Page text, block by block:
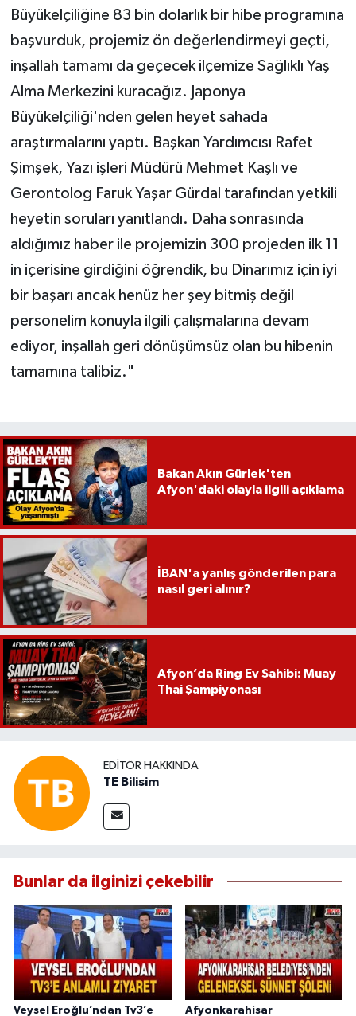
Büyükelçiliğine 83 bin dolarlık bir hibe programına
başvurduk, projemiz ön değerlendirmeyi geçti,
inşallah tamamı da geçecek ilçemize Sağlıklı Yaş
Alma Merkezini kuracağız. Japonya
Büyükelçiliği'nden gelen heyet sahada
araştırmalarını yaptı. Başkan Yardımcısı Rafet
Şimşek, Yazı işleri Müdürü Mehmet Kaşlı ve
Gerontolog Faruk Yaşar Gürdal tarafından yetkili
heyetin soruları yanıtlandı. Daha sonrasında
aldığımız haber ile projemizin 300 projeden ilk 11
in içerisine girdiğini öğrendik, bu Dinarımız için iyi
bir başarı ancak henüz her şey bitmiş değil
personelim konuyla ilgili çalışmalarına devam
ediyor, inşallah geri dönüşümsüz olan bu hibenin
tamamına talibiz."
Bakan Akın Gürlek'ten
Afyon'daki olayla ilgili açıklama
İBAN'a yanlış gönderilen para
nasıl geri alınır?
Afyon’da Ring Ev Sahibi: Muay
Thai Şampiyonası
EDITÖR HAKKINDA
TE Bilisim
Bunlar da ilginizi çekebilir
Veysel Eroğlu’ndan Tv3’e Afyonkarahisar